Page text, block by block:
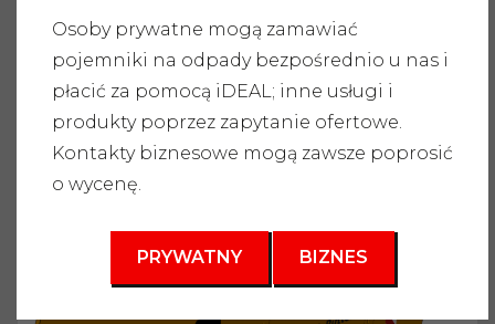
Strona główna " Usługi "Pojemniki na odpady " Odpady
budowlane i rozbiórkowe
" Kontener na odpady 6m3
6 m3
Osoby prywatne mogą zamawiać
pojemniki na odpady bezpośrednio u nas i
płacić za pomocą iDEAL; inne usługi i
produkty poprzez zapytanie ofertowe.
Kontakty biznesowe mogą zawsze poprosić
o wycenę.
PRYWATNY BIZNES